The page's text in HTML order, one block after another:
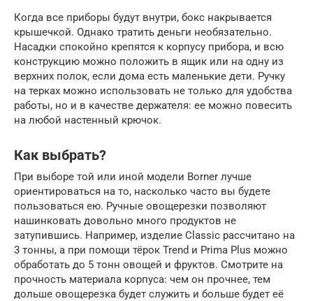
Когда все приборы будут внутри, бокс накрывается
крышечкой. Однако тратить деньги необязательно.
Насадки спокойно крепятся к корпусу прибора, и всю
конструкцию можно положить в ящик или на одну из
верхних полок, если дома есть маленькие дети. Ручку
на терках можно использовать не только для удобства
работы, но и в качестве держателя: ее можно повесить
на любой настенный крючок.
Как выбрать?
При выборе той или иной модели Borner лучше
ориентироваться на то, насколько часто вы будете
пользоваться ею. Ручные овощерезки позволяют
нашинковать довольно много продуктов не
затупившись. Например, изделие Classic рассчитано на
3 тонны, а при помощи тёрок Trend и Prima Plus можно
обработать до 5 тонн овощей и фруктов. Смотрите на
прочность материала корпуса: чем он прочнее, тем
дольше овощерезка будет служить и больше будет её